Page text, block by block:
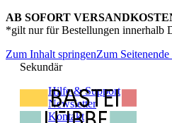
AB SOFORT
*gilt nur für Bestellungen innerhalb
Zum Inhalt springenZum Seitenende
Sekundär
Hilfe & Support
Newsletter
Kontakt